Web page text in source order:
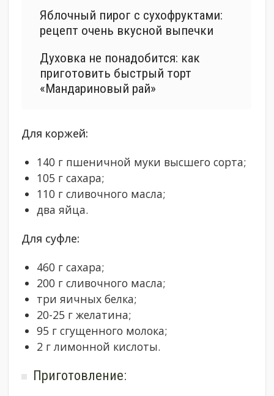
Яблочный пирог с сухофруктами:
рецепт очень вкусной выпечки
Духовка не понадобится: как
приготовить быстрый торт
«Мандариновый рай»
Для коржей:
140 г пшеничной муки высшего сорта;
105 г сахара;
110 г сливочного масла;
два яйца.
Для суфле:
460 г сахара;
200 г сливочного масла;
три яичных белка;
20-25 г желатина;
95 г сгущенного молока;
2 г лимонной кислоты.
Приготовление: